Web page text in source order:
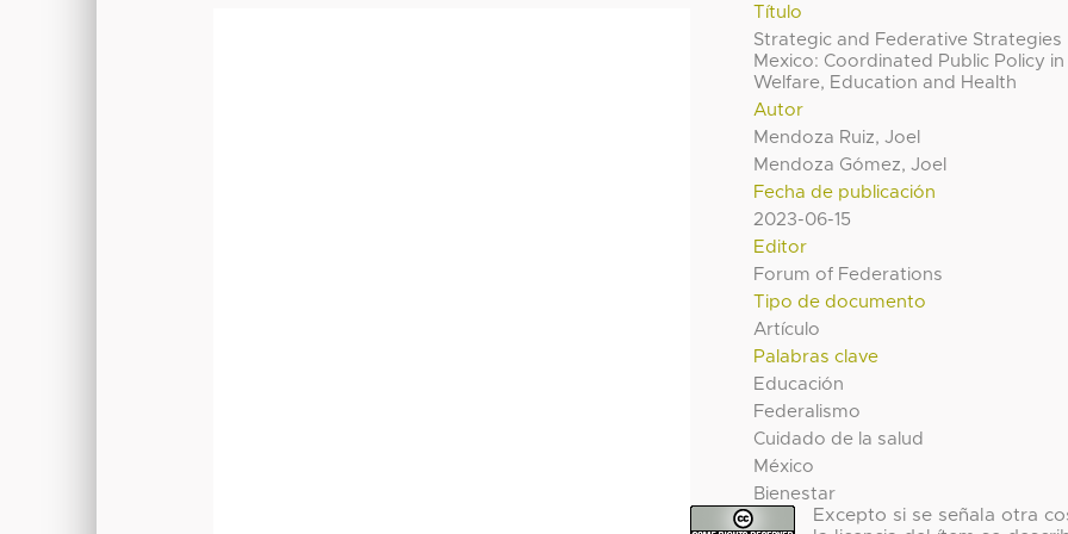
Título
Strategic and Federative Strategies
Mexico: Coordinated Public Policy in
Welfare, Education and Health
Autor
Mendoza Ruiz, Joel
Mendoza Gómez, Joel
Fecha de publicación
2023-06-15
Editor
Forum of Federations
Tipo de documento
Artículo
Palabras clave
Educación
Federalismo
Cuidado de la salud
México
Bienestar
Excepto si se señala otra